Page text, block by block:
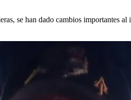
se han dado cambios importantes al